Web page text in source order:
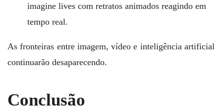
imagine lives com retratos animados reagindo em
tempo real.
As fronteiras entre imagem, vídeo e inteligência artificial
continuarão desaparecendo.
Conclusão